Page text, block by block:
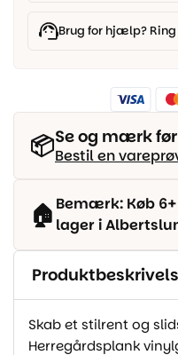
Brug for hjælp? Ring
📦Se og mærk
Bestil en
🏠 Bemærk: Køb
lager i
Skab et stilrent og
Herregårdsplank